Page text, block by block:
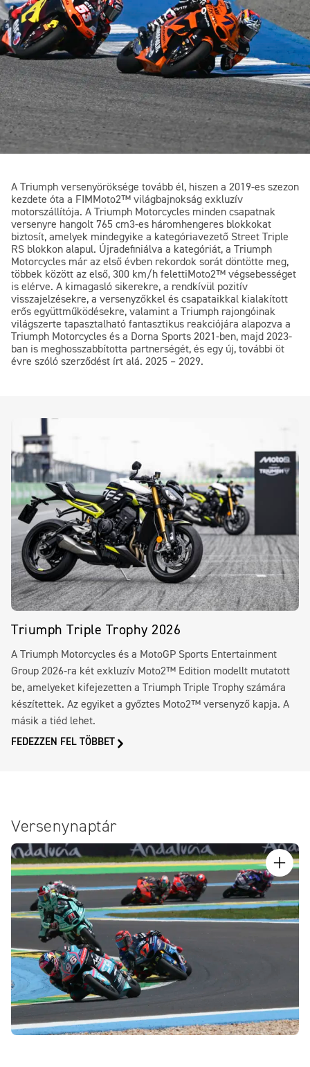
A Triumph versenyöröksége tovább él, hiszen a 2019-es szezon
kezdete óta a FIM Moto2™ világbajnokság exkluzív
motorszállítója. A Triumph Motorcycles minden csapatnak
versenyre hangolt 765 cm3-es háromhengeres blokkokat
biztosít, amelyek mindegyike a kategóriavezető Street Triple
RS blokkon alapul. Újradefiniálva a kategóriát, a Triumph
Motorcycles már az első évben rekordok sorát döntötte meg,
többek között az első, 300 km/h felettiMoto2™ végsebességet
is elérve. A kimagasló sikerekre, a rendkívül pozitív
visszajelzésekre, a versenyzőkkel és csapataikkal kialakított
erős együttműködésekre, valamint a Triumph rajongóinak
világszerte tapasztalható fantasztikus reakciójára alapozva a
Triumph Motorcycles és a Dorna Sports 2021-ben, majd 2023-
ban is meghosszabbította partnerségét, és egy új, további öt
évre szóló szerződést írt alá. 2025 – 2029.
Triumph Triple Trophy 2026
A Triumph Motorcycles és a MotoGP Sports Entertainment
Group 2026-ra két exkluzív Moto2™ Edition modellt mutatott
be, amelyeket kifejezetten a Triumph Triple Trophy számára
készítettek. Az egyiket a győztes Moto2™ versenyző kapja. A
másik a tiéd lehet.
FEDEZZEN FEL TÖBBET
Versenynaptár